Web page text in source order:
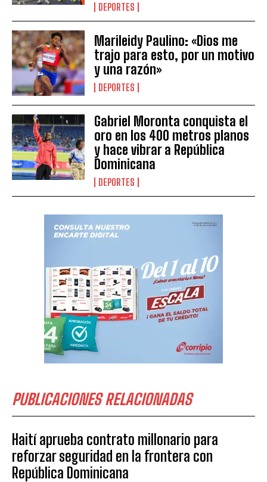
DEPORTES
Marileidy Paulino: «Dios me
trajo para esto, por un motivo
y una razón»
DEPORTES
Gabriel Moronta conquista el
oro en los 400 metros planos
y hace vibrar a República
Dominicana
DEPORTES
PUBLICACIONES RELACIONADAS
Haití aprueba contrato millonario para
reforzar seguridad en la frontera con
República Dominicana